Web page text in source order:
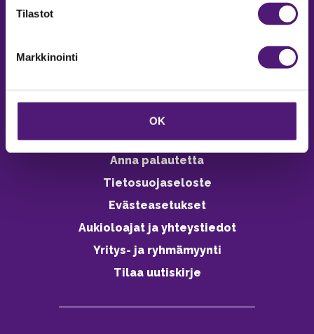
Tilastot
Markkinointi
OK
Vastuullisuus
Ympäristöohjelma
Avoimet työpaikat
Anna palautetta
Tietosuojaseloste
Evästeasetukset
Aukioloajat ja yhteystiedot
Yritys- ja ryhmämyynti
Tilaa uutiskirje